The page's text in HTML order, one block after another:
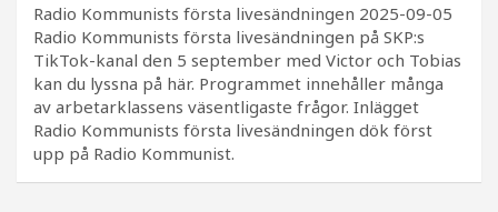
Radio Kommunists första livesändningen 2025-09-05
Radio Kommunists första livesändningen på SKP:s
TikTok-kanal den 5 september med Victor och Tobias
kan du lyssna på här. Programmet innehåller många
av arbetarklassens väsentligaste frågor. Inlägget
Radio Kommunists första livesändningen dök först
upp på Radio Kommunist.